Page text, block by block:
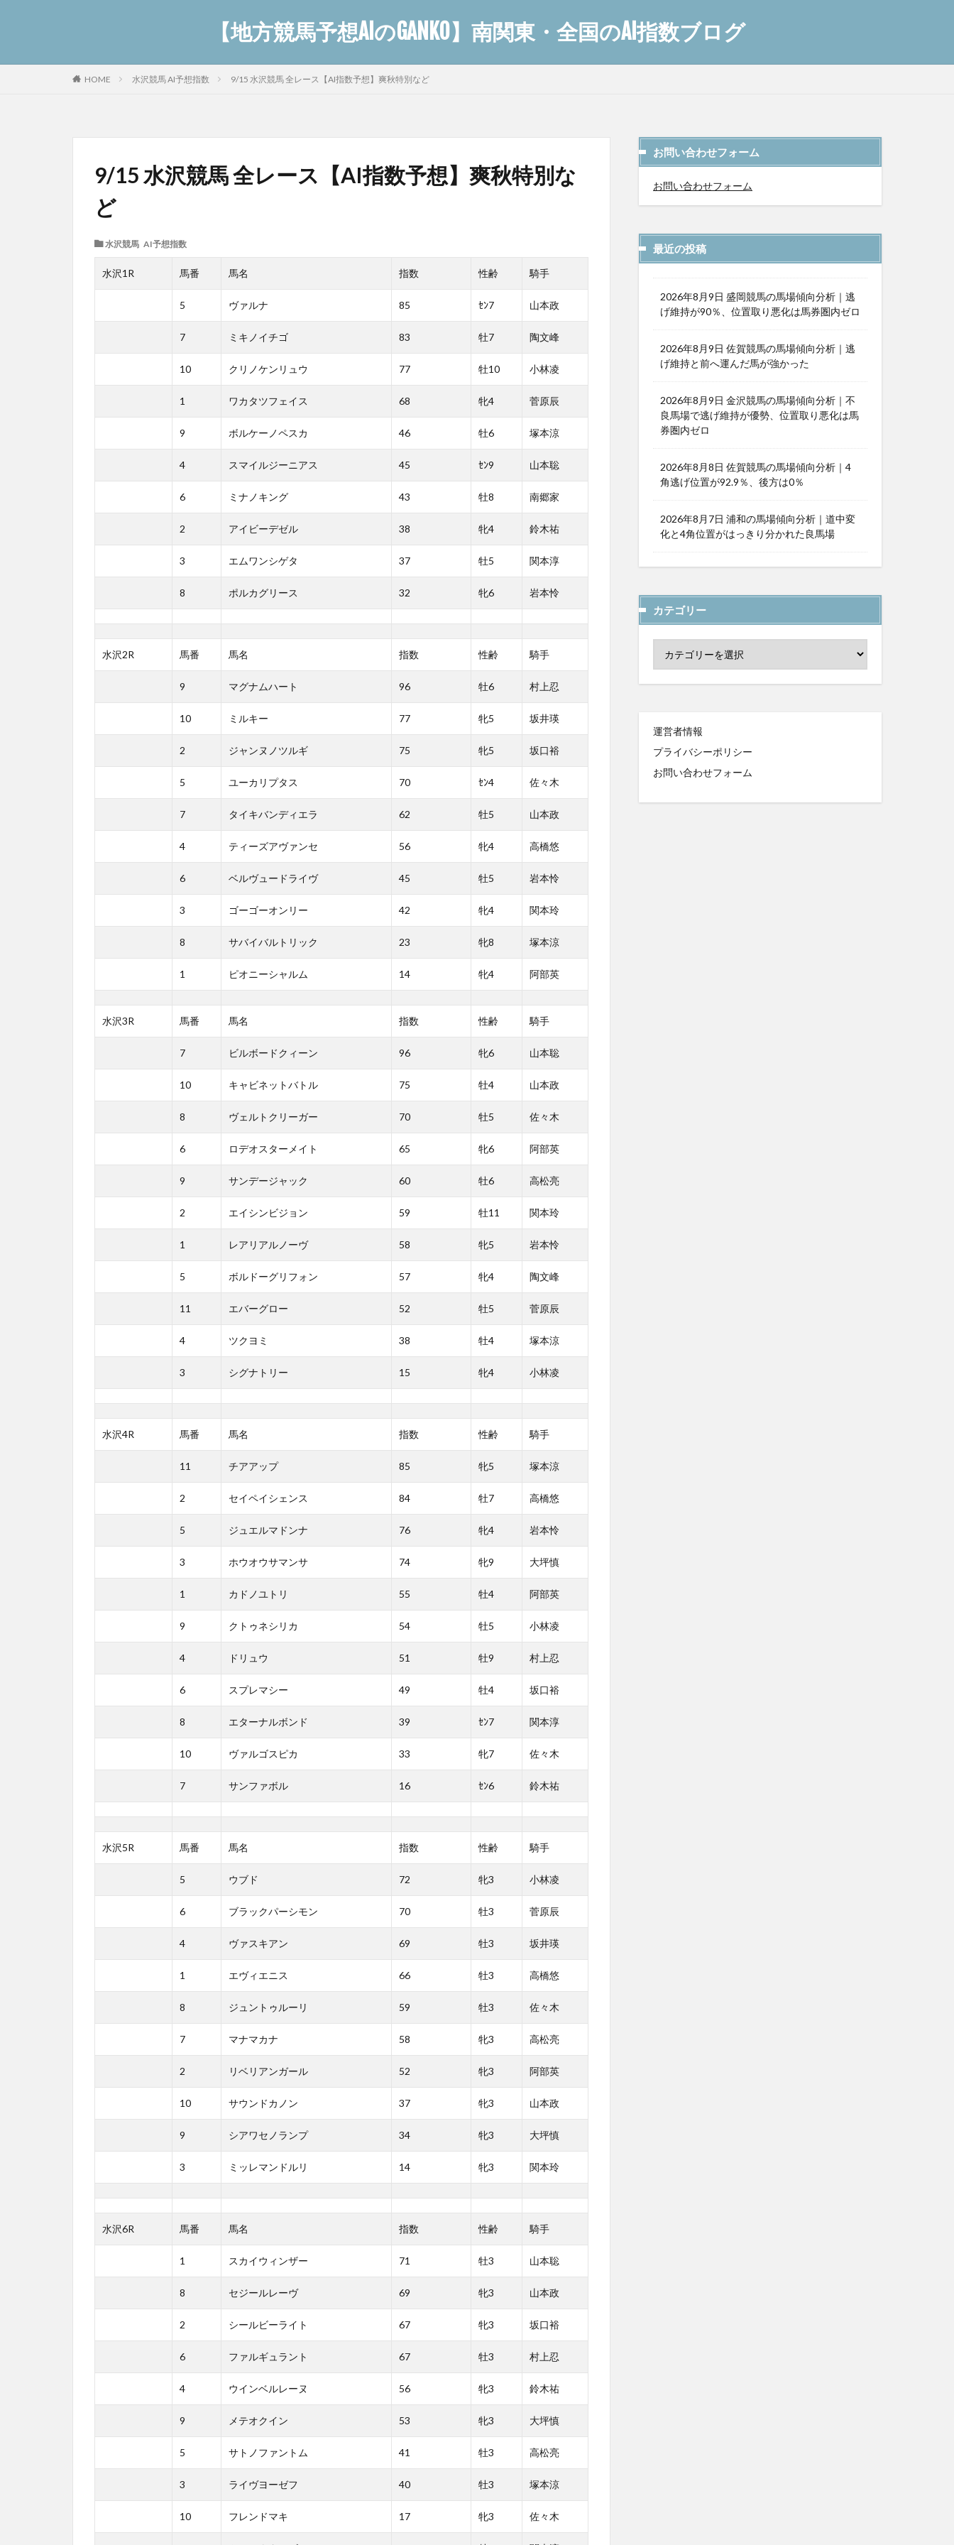
【地方競馬予想AIのGANKO】南関東・全国のAI指数ブログ
HOME 水沢競馬 AI予想指数 9/15 水沢競馬 全レース【AI指数予想】爽秋特別など
9/15 水沢競馬 全レース【AI指数予想】爽秋特別な
ど
水沢競馬 AI予想指数
水沢1R 馬番 馬名 指数 性齢 騎手
5 ヴァルナ 85 ｾﾝ7 山本政
7 ミキノイチゴ 83 牡7 陶文峰
10 クリノケンリュウ 77 牡10 小林凌
1 ワカタツフェイス 68 牝4 菅原辰
9 ボルケーノペスカ 46 牡6 塚本涼
4 スマイルジーニアス 45 ｾﾝ9 山本聡
6 ミナノキング 43 牡8 南郷家
2 アイビーデゼル 38 牝4 鈴木祐
3 エムワンシゲタ 37 牡5 関本淳
8 ポルカグリース 32 牝6 岩本怜
水沢2R 馬番 馬名 指数 性齢 騎手
9 マグナムハート 96 牡6 村上忍
10 ミルキー 77 牝5 坂井瑛
2 ジャンヌノツルギ 75 牝5 坂口裕
5 ユーカリプタス 70 ｾﾝ4 佐々木
7 タイキバンディエラ 62 牡5 山本政
4 ティーズアヴァンセ 56 牝4 高橋悠
6 ベルヴュードライヴ 45 牡5 岩本怜
3 ゴーゴーオンリー 42 牝4 関本玲
8 サバイバルトリック 23 牝8 塚本涼
1 ピオニーシャルム 14 牝4 阿部英
水沢3R 馬番 馬名 指数 性齢 騎手
7 ビルボードクィーン 96 牝6 山本聡
10 キャビネットバトル 75 牡4 山本政
8 ヴェルトクリーガー 70 牡5 佐々木
6 ロデオスターメイト 65 牝6 阿部英
9 サンデージャック 60 牡6 高松亮
2 エイシンビジョン 59 牡11 関本玲
1 レアリアルノーヴ 58 牝5 岩本怜
5 ボルドーグリフォン 57 牝4 陶文峰
11 エバーグロー 52 牡5 菅原辰
4 ツクヨミ 38 牡4 塚本涼
3 シグナトリー 15 牝4 小林凌
水沢4R 馬番 馬名 指数 性齢 騎手
11 チアアップ 85 牝5 塚本涼
2 セイペイシェンス 84 牡7 高橋悠
5 ジュエルマドンナ 76 牝4 岩本怜
3 ホウオウサマンサ 74 牝9 大坪慎
1 カドノユトリ 55 牡4 阿部英
9 クトゥネシリカ 54 牡5 小林凌
4 ドリュウ 51 牡9 村上忍
6 スプレマシー 49 牡4 坂口裕
8 エターナルボンド 39 ｾﾝ7 関本淳
10 ヴァルゴスピカ 33 牝7 佐々木
7 サンファボル 16 ｾﾝ6 鈴木祐
水沢5R 馬番 馬名 指数 性齢 騎手
5 ウブド 72 牝3 小林凌
6 ブラックパーシモン 70 牡3 菅原辰
4 ヴァスキアン 69 牡3 坂井瑛
1 エヴィエニス 66 牡3 高橋悠
8 ジュントゥルーリ 59 牡3 佐々木
7 マナマカナ 58 牝3 高松亮
2 リベリアンガール 52 牝3 阿部英
10 サウンドカノン 37 牝3 山本政
9 シアワセノランプ 34 牝3 大坪慎
3 ミッレマンドルリ 14 牝3 関本玲
水沢6R 馬番 馬名 指数 性齢 騎手
1 スカイウィンザー 71 牡3 山本聡
8 セジールレーヴ 69 牝3 山本政
2 シールビーライト 67 牝3 坂口裕
6 ファルギュラント 67 牡3 村上忍
4 ウインベルレーヌ 56 牝3 鈴木祐
9 メテオクイン 53 牝3 大坪慎
5 サトノファントム 41 牡3 高松亮
3 ライヴヨーゼフ 40 牡3 塚本涼
10 フレンドマキ 17 牝3 佐々木
お問い合わせフォーム
お問い合わせフォーム
最近の投稿
2026年8月9日 盛岡競馬の馬場傾向分析｜逃
げ維持が90％、位置取り悪化は馬券圏内ゼロ
2026年8月9日 佐賀競馬の馬場傾向分析｜逃
げ維持と前へ運んだ馬が強かった
2026年8月9日 金沢競馬の馬場傾向分析｜不
良馬場で逃げ維持が優勢、位置取り悪化は馬
券圏内ゼロ
2026年8月8日 佐賀競馬の馬場傾向分析｜4
角逃げ位置が92.9％、後方は0％
2026年8月7日 浦和の馬場傾向分析｜道中変
化と4角位置がはっきり分かれた良馬場
カテゴリー
運営者情報
プライバシーポリシー
お問い合わせフォーム